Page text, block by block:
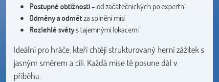
Postupné obtížnosti– od začátečnických po expertní
Odměny a odmětza splnění misí
Rozlehlé světys tajemnými lokacemi
Ideální pro hráče, kteří chtějí strukturovaný herní zážitek s
jasným směrem a cíli. Každá mise tě posune dál v
příběhu.